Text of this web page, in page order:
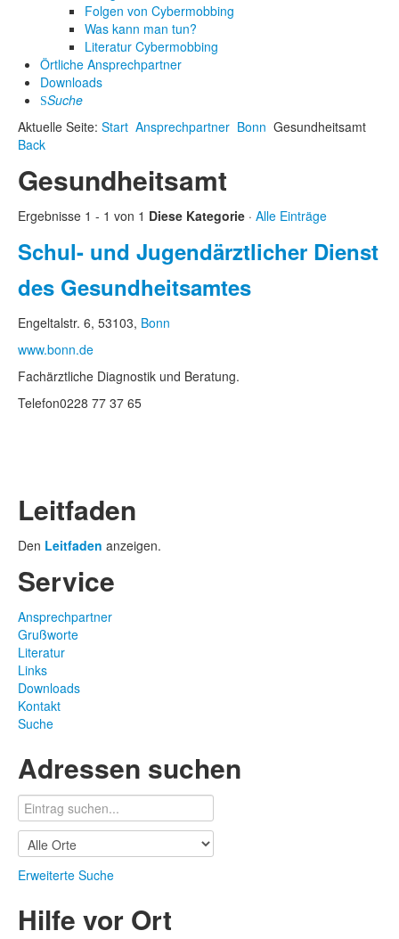
Folgen von Cybermobbing
Was kann man tun?
Literatur Cybermobbing
Örtliche Ansprechpartner
Downloads
Suche
Aktuelle Seite: Start Ansprechpartner Bonn Gesundheitsamt
Back
Gesundheitsamt
Ergebnisse 1 - 1 von 1 Diese Kategorie · Alle Einträge
Schul- und Jugendärztlicher Dienst
des Gesundheitsamtes
Engeltalstr. 6, 53103, Bonn
www.bonn.de
Fachärztliche Diagnostik und Beratung.
Telefon0228 77 37 65
Leitfaden
Den Leitfaden anzeigen.
Service
Ansprechpartner
Grußworte
Literatur
Links
Downloads
Kontakt
Suche
Adressen suchen
Erweiterte Suche
Hilfe vor Ort